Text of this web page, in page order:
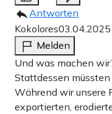
Antworten
Kokolores
Melden
Und was machen
Stattdessen
Während wir unsere
exportierten,